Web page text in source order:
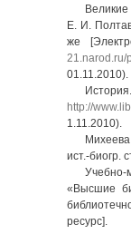
Е. И.
же
21.narod.ru/
01.11.2010).
http://
1.11.2010).
ист.-биогр.
Учебно-
«Высшие
ресурс].